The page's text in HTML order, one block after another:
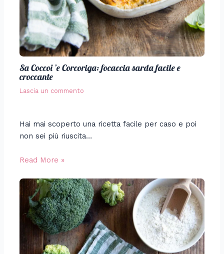
Sa Coccoi ’e Corcoriga: focaccia sarda facile e
croccante
Lascia un commento
Hai mai scoperto una ricetta facile per caso e poi
non sei più riuscita…
Read More »